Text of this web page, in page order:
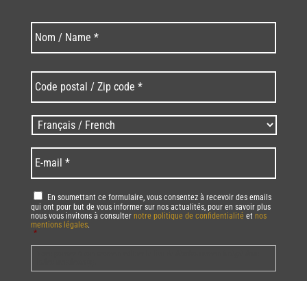
Nom * Nom
postal
/
Zip
code
* *
Langues
/
Language *
mail *
RGPD *
En soumettant ce formulaire, vous consentez à recevoir des emails
qui ont pour but de vous informer sur nos actualités, pour en savoir plus
nous vous invitons à consulter notre politique de confidentialité et nos
mentions légales.
*